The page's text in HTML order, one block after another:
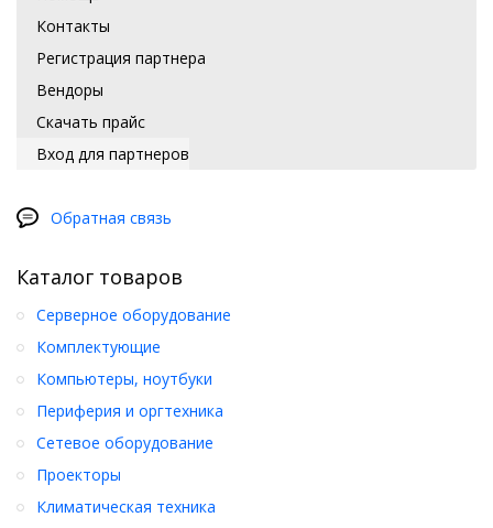
Контакты
Регистрация партнера
Вендоры
Скачать прайс
Вход для партнеров
Обратная связь
Каталог товаров
Серверное оборудование
Комплектующие
Компьютеры, ноутбуки
Периферия и оргтехника
Сетевое оборудование
Проекторы
Климатическая техника